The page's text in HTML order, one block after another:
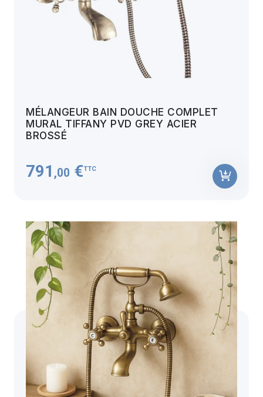
MÉLANGEUR BAIN DOUCHE COMPLET
MURAL TIFFANY PVD GREY ACIER
BROSSÉ
791 ,00 €TTC